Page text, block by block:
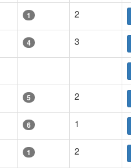
1 2
4 3
5 2
6 1
1 2